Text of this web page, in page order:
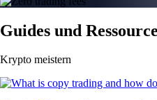
Guides und
Krypto meistern